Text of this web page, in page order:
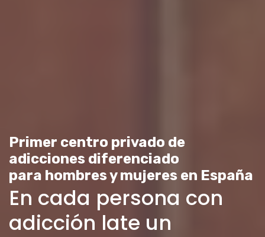
Primer centro privado de
adicciones diferenciado
para hombres y mujeres en España
En cada persona con
adicción late un